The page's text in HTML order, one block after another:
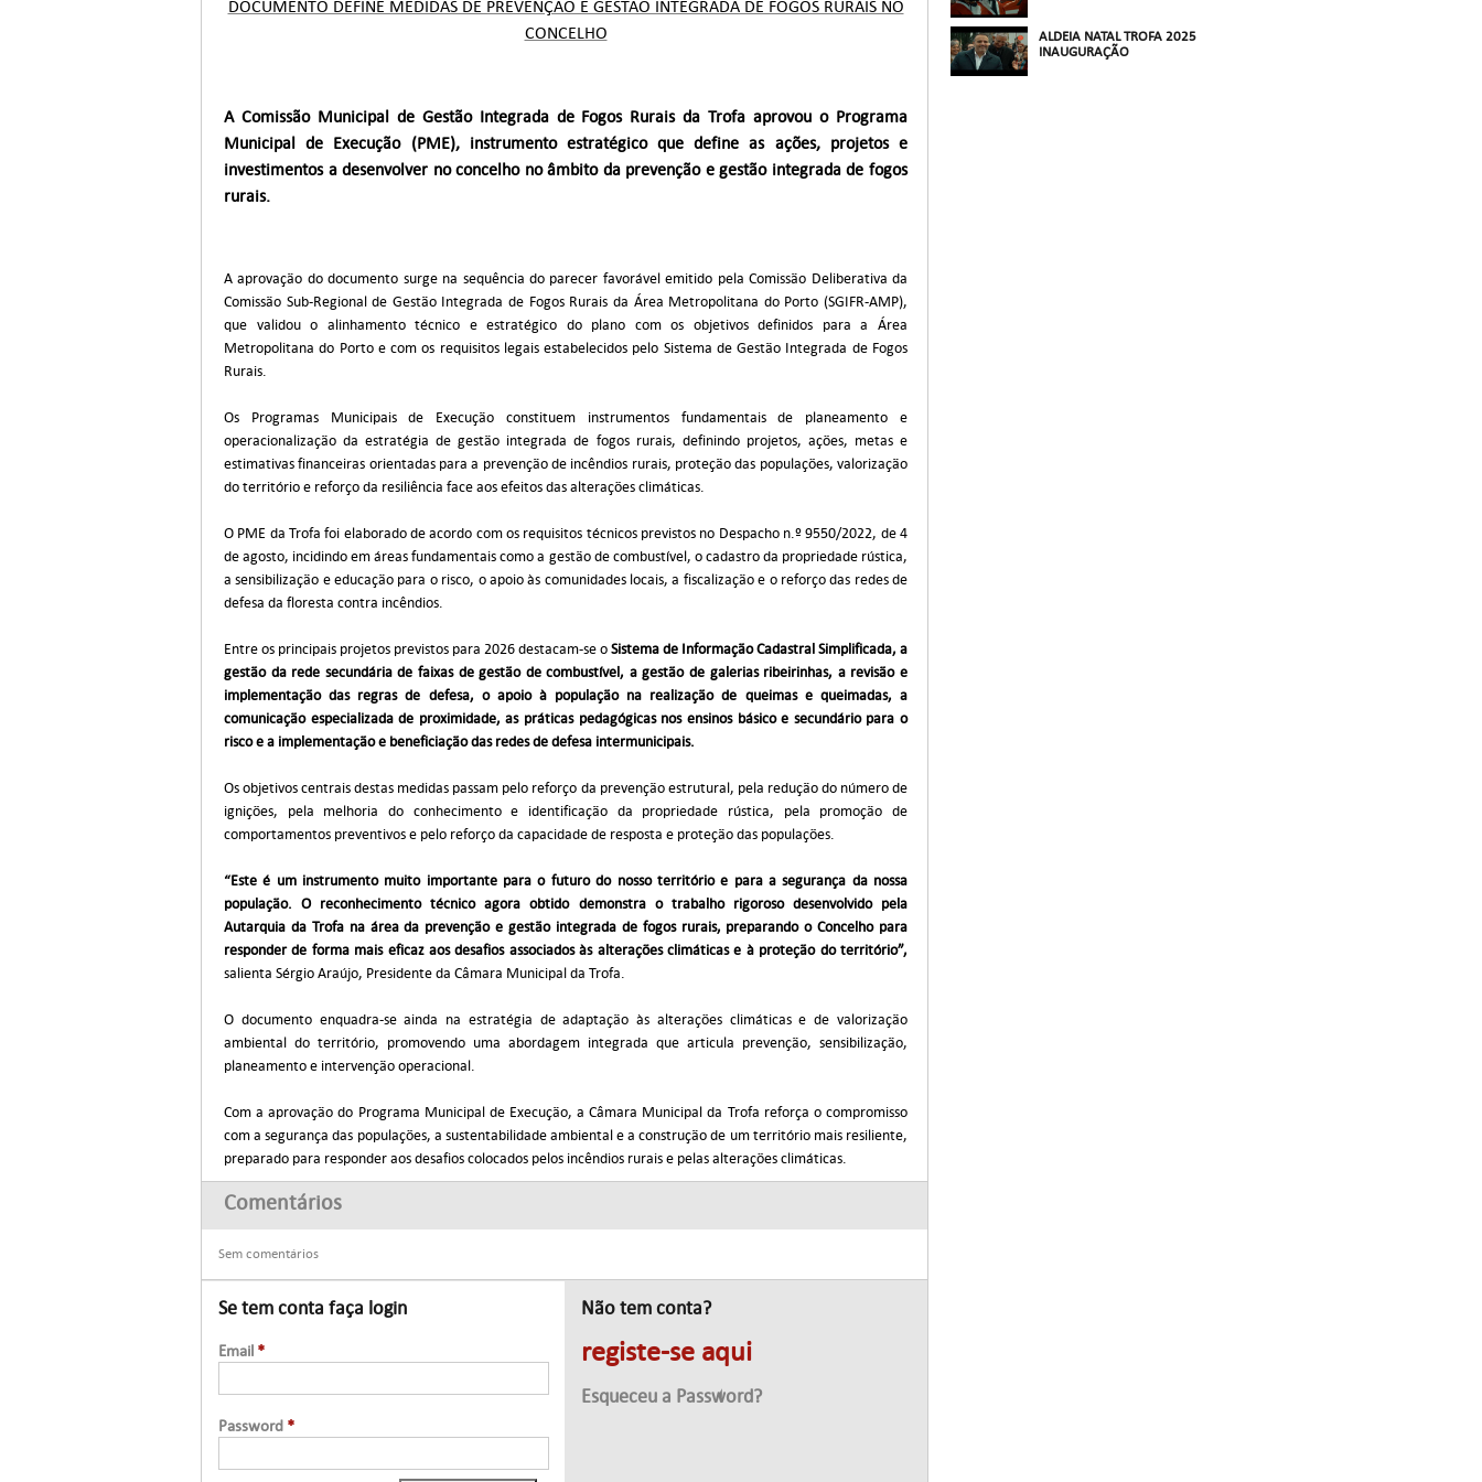
DOCUMENTO DEFINE MEDIDAS DE PREVENÇÃO E GESTÃO INTEGRADA DE FOGOS RURAIS NO
CONCELHO
A Comissão Municipal de Gestão Integrada de Fogos Rurais da Trofa aprovou o Programa
Municipal de Execução (PME), instrumento estratégico que define as ações, projetos e
investimentos a desenvolver no concelho no âmbito da prevenção e gestão integrada de fogos
rurais.
A aprovação do documento surge na sequência do parecer favorável emitido pela Comissão Deliberativa da
Comissão Sub-Regional de Gestão Integrada de Fogos Rurais da Área Metropolitana do Porto (SGIFR-AMP),
que validou o alinhamento técnico e estratégico do plano com os objetivos definidos para a Área
Metropolitana do Porto e com os requisitos legais estabelecidos pelo Sistema de Gestão Integrada de Fogos
Rurais.
Os Programas Municipais de Execução constituem instrumentos fundamentais de planeamento e
operacionalização da estratégia de gestão integrada de fogos rurais, definindo projetos, ações, metas e
estimativas financeiras orientadas para a prevenção de incêndios rurais, proteção das populações, valorização
do território e reforço da resiliência face aos efeitos das alterações climáticas.
O PME da Trofa foi elaborado de acordo com os requisitos técnicos previstos no Despacho n.º 9550/2022, de 4
de agosto, incidindo em áreas fundamentais como a gestão de combustível, o cadastro da propriedade rústica,
a sensibilização e educação para o risco, o apoio às comunidades locais, a fiscalização e o reforço das redes de
defesa da floresta contra incêndios.
Entre os principais projetos previstos para 2026 destacam-se o Sistema de Informação Cadastral Simplificada, a
gestão da rede secundária de faixas de gestão de combustível, a gestão de galerias ribeirinhas, a revisão e
implementação das regras de defesa, o apoio à população na realização de queimas e queimadas, a
comunicação especializada de proximidade, as práticas pedagógicas nos ensinos básico e secundário para o
risco e a implementação e beneficiação das redes de defesa intermunicipais.
Os objetivos centrais destas medidas passam pelo reforço da prevenção estrutural, pela redução do número de
ignições, pela melhoria do conhecimento e identificação da propriedade rústica, pela promoção de
comportamentos preventivos e pelo reforço da capacidade de resposta e proteção das populações.
“Este é um instrumento muito importante para o futuro do nosso território e para a segurança da nossa
população. O reconhecimento técnico agora obtido demonstra o trabalho rigoroso desenvolvido pela
Autarquia da Trofa na área da prevenção e gestão integrada de fogos rurais, preparando o Concelho para
responder de forma mais eficaz aos desafios associados às alterações climáticas e à proteção do território”,
salienta Sérgio Araújo, Presidente da Câmara Municipal da Trofa.
O documento enquadra-se ainda na estratégia de adaptação às alterações climáticas e de valorização
ambiental do território, promovendo uma abordagem integrada que articula prevenção, sensibilização,
planeamento e intervenção operacional.
Com a aprovação do Programa Municipal de Execução, a Câmara Municipal da Trofa reforça o compromisso
com a segurança das populações, a sustentabilidade ambiental e a construção de um território mais resiliente,
preparado para responder aos desafios colocados pelos incêndios rurais e pelas alterações climáticas.
Comentários
Sem comentários
Se tem conta faça login
Email *
Password *
Não tem conta?
registe-se aqui
Esqueceu a Password?
ALDEIA NATAL TROFA 2025
INAUGURAÇÃO